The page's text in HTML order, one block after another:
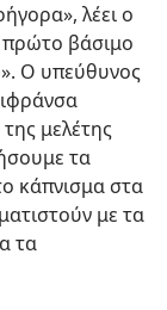
λέει ο
πρώτο βάσιμο
Ο υπεύθυνος
μελέτης
τα
κάπνισμα στα
με τα
τα